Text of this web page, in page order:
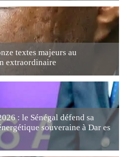
textes majeurs au
extraordinaire
: le Sénégal défend sa
souveraine à Dar es